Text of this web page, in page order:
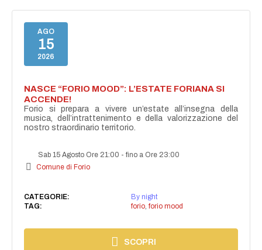
AGO
15
2026
NASCE “FORIO MOOD”: L’ESTATE FORIANA SI
ACCENDE!
Forio si prepara a vivere un’estate all’insegna della
musica, dell’intrattenimento e della valorizzazione del
nostro straordinario territorio.
Sab 15 Agosto Ore 21:00 -fino a Ore 23:00
Comune di Forio
CATEGORIE:
By night
TAG:
forio, forio mood
SCOPRI